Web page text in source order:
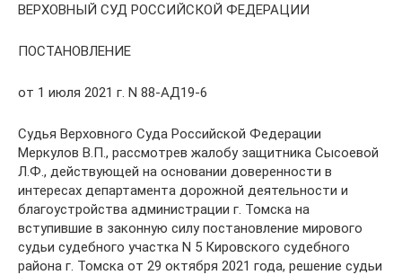
ВЕРХОВНЫЙ СУД РОССИЙСКОЙ ФЕДЕРАЦИИ
ПОСТАНОВЛЕНИЕ
от 1 июля 2021 г. N 88-АД19-6
Судья Верховного Суда Российской Федерации
Меркулов В.П., рассмотрев жалобу защитника Сысоевой
Л.Ф., действующей на основании доверенности в
интересах департамента дорожной деятельности и
благоустройства администрации г. Томска на
вступившие в законную силу постановление мирового
судьи судебного участка N 5 Кировского судебного
района г. Томска от 29 октября 2021 года, решение судьи